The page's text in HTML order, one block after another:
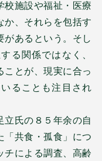
施設や福祉・医療
か、それらを包括す
があるという。そし
る関係ではなく、
ことが、現実に合っ
ることも注目され
氏の８５年余の自
「共食・孤食」につ
チによる調査、高齢